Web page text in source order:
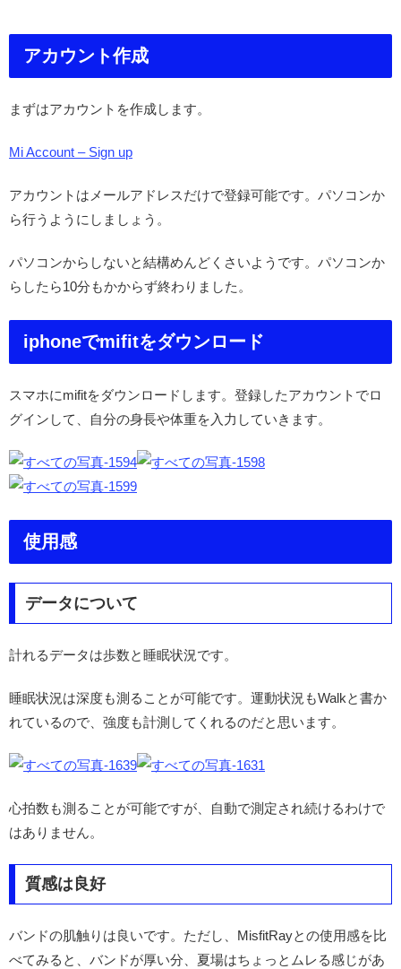
アカウント作成
まずはアカウントを作成します。
Mi Account – Sign up
アカウントはメールアドレスだけで登録可能です。パソコンか
ら行うようにしましょう。
パソコンからしないと結構めんどくさいようです。パソコンか
らしたら10分もかからず終わりました。
iphoneでmifitをダウンロード
スマホにmifitをダウンロードします。登録したアカウントでロ
グインして、自分の身長や体重を入力していきます。
使用感
データについて
計れるデータは歩数と睡眠状況です。
睡眠状況は深度も測ることが可能です。運動状況もWalkと書か
れているので、強度も計測してくれるのだと思います。
心拍数も測ることが可能ですが、自動で測定され続けるわけで
はありません。
質感は良好
バンドの肌触りは良いです。ただし、MisfitRayとの使用感を比
べてみると、バンドが厚い分、夏場はちょっとムレる感じがあ